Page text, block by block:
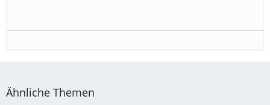
Ähnliche Themen